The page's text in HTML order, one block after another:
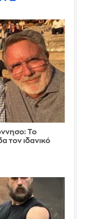
Το
τον ιδανικό